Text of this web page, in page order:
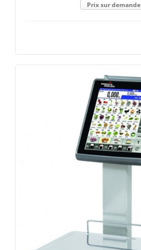
Prix sur demande